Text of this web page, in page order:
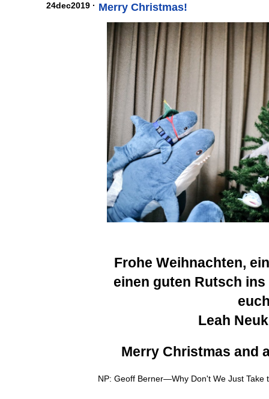
24dec2019 · Merry Christmas!
Frohe Weihnachten,
einen guten Rutsch
Leah
Merry Christmas and
NP: Geoff Berner—Why Don't We Just Take